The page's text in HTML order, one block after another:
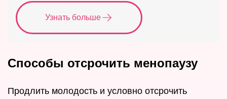
Узнать больше
Способы отсрочить менопаузу
Продлить молодость и условно отсрочить